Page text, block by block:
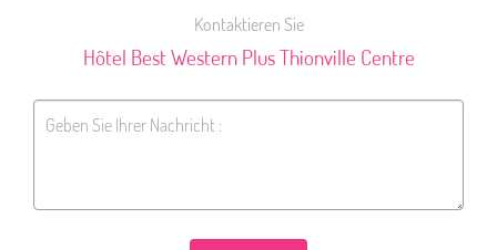
Kontaktieren Sie
Hôtel Best Western Plus Thionville Centre